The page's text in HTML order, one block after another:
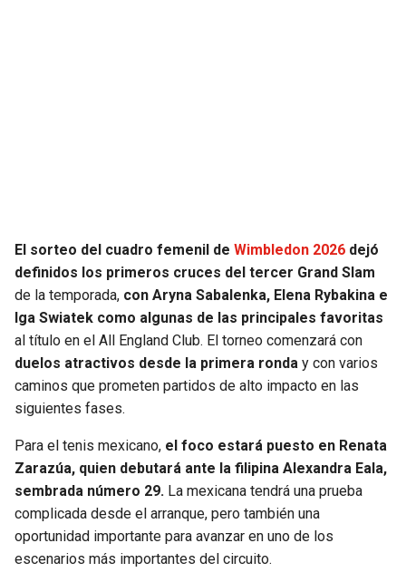
FALCONS
PANTHERS
SAINTS
BUCCANEERS
TRAIL BLAZERS
JAZZ
El sorteo del cuadro femenil de Wimbledon 2026 dejó
definidos los primeros cruces del tercer Grand Slam
de la temporada, con Aryna Sabalenka, Elena Rybakina e
Iga Swiatek como algunas de las principales favoritas
al título en el All England Club. El torneo comenzará con
duelos atractivos desde la primera ronda y con varios
caminos que prometen partidos de alto impacto en las
siguientes fases.
Para el tenis mexicano, el foco estará puesto en Renata
Zarazúa, quien debutará ante la filipina Alexandra Eala,
sembrada número 29. La mexicana tendrá una prueba
complicada desde el arranque, pero también una
oportunidad importante para avanzar en uno de los
escenarios más importantes del circuito.